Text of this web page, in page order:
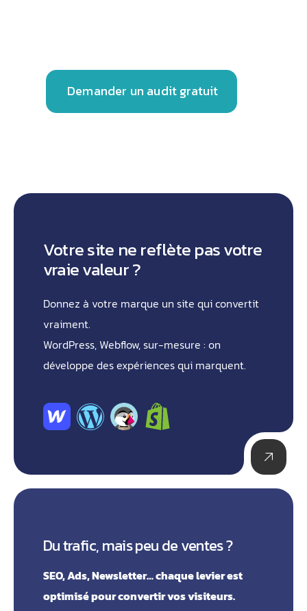
Demander un audit gratuit
Votre site ne reflète pas votre
vraie valeur ?
Donnez à votre marque un site qui convertit
vraiment.
WordPress, Webflow, sur-mesure : on
développe des expériences qui marquent.
Du trafic, mais peu de ventes ?
SEO, Ads, Newsletter… chaque levier est
optimisé pour convertir vos visiteurs.